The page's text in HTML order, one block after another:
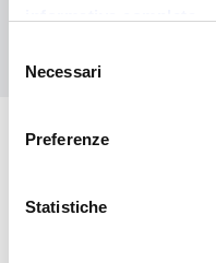
delNecessari
Preferenze
Statistiche